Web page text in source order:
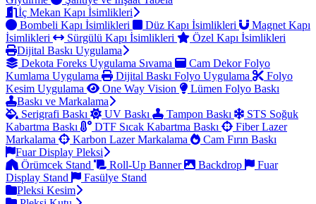
İç Mekan Kapı İsimlikleri
Bombeli Kapı İsimlikleri
Düz Kapı İsimlikleri
Magnet Kapı
İsimlikleri
Sürgülü Kapı İsimlikleri
Özel Kapı İsimlikleri
Dijital Baskı Uygulama
Dekota Foreks Uygulama Sıvama
Cam Dekor Folyo
Kumlama Uygulama
Dijital Baskı Folyo Uygulama
Folyo
Kesim Uygulama
One Way Vision
Lümen Folyo Baskı
Baskı ve Markalama
Serigrafi Baskı
UV Baskı Tampon Baskı
STS Soğuk
Kabartma Baskı
DTF Sıcak Kabartma Baskı
Fiber Lazer
Markalama
Karbon Lazer Markalama
Cam Fırın Baskı
Fuar Display Pleksi
Örümcek Stand
Roll-Up Banner Backdrop
Fuar
Display Stand
Fasülye Stand
Pleksi Kesim